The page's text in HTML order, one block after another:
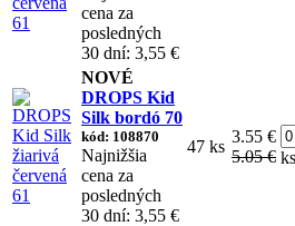
cena za
posledných
30 dní: 3,55 €
NOVÉ
DROPS Kid
Silk bordó 70
kód: 108870
Najnižšia
cena za
posledných
30 dní: 3,55 €
47 ks
3.55 €
5.05 € ks